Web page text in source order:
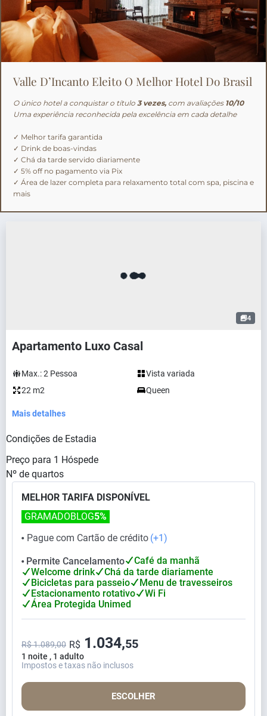
4
Apartamento Luxo Casal
Max.:2 Pessoa
Vista variada
22 m2
Queen
Mais detalhes
Condições de Estadia
Preço para 1 Hóspede
Nº de quartos
MELHOR TARIFA DISPONÍVEL
⬤ Pague com Cartão de crédito (+1)
GRAMADOBLOG5%
⬤ Permite Cancelamento
Café da manhã
Welcome drink
Chá da tarde diariamente
Bicicletas para passeio
Menu de travesseiros
Estacionamento rotativo
Wi Fi
Área Protegida Unimed
1 noite , 1 adulto
R$ 1.089,00 R$ 1.034,55
Impostos e taxas não inclusos
ESCOLHER